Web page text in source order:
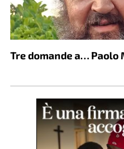
Tre domande a… Paolo